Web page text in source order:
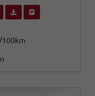
Wir rufen Sie anFahrzeugexposé (PDF)
100km